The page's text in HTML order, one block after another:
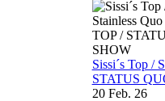
Sissi´s Top /
STATUS
20 Feb. 26